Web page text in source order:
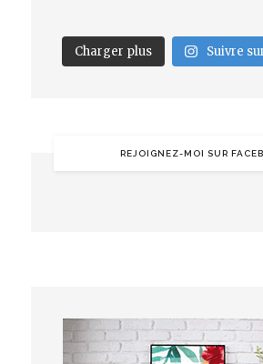
Charger plus Suivre
REJOIGNEZ-MOI SUR